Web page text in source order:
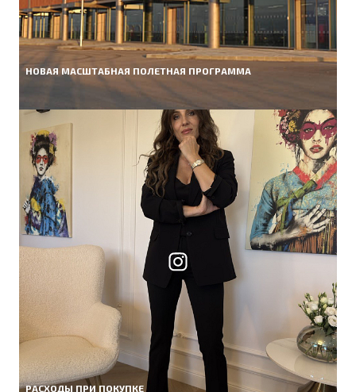
НОВАЯ МАСШТАБНАЯ ПОЛЕТНАЯ ПРОГРАММА
РАСХОДЫ ПРИ ПОКУПКЕ